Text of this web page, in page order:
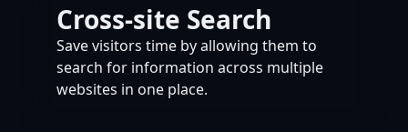
Cross-site Search
Save visitors time by allowing them to
search for information across multiple
websites in one place.